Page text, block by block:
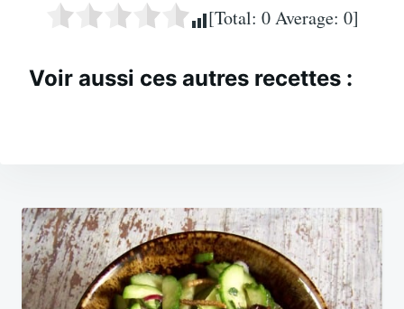
[Total: 0Average: 0]
Voir aussi ces autres recettes :
Navigation
de
l’article